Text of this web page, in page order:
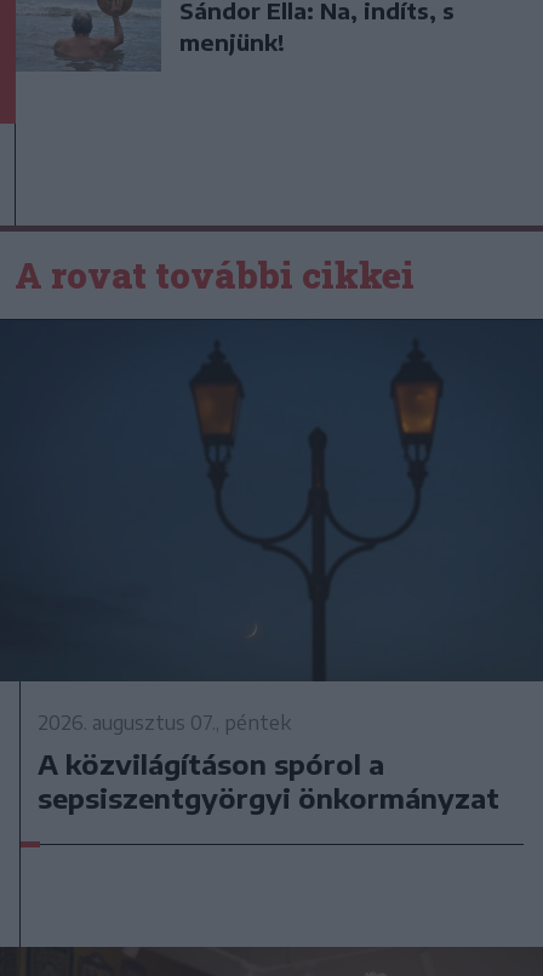
Sándor Ella: Na, indíts, s
menjünk!
A rovat további cikkei
2026. augusztus 07., péntek
A közvilágításon spórol a
sepsiszentgyörgyi önkormányzat